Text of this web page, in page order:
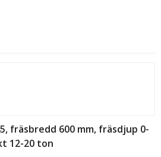
fräsbredd 600 mm, fräsdjup 0-
12-20 ton